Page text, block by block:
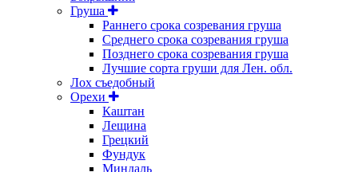
Груша
Раннего срока созревания груша
Среднего срока созревания груша
Позднего срока созревания груша
Лучшие сорта груши для Лен. обл.
Лох съедобный
Орехи
Каштан
Лещина
Грецкий
Фундук
Миндаль